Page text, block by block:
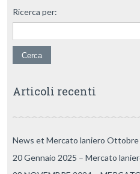
Ricerca per:
Articoli recenti
News et Mercato laniero Ottobre
20 Gennaio 2025 – Mercato